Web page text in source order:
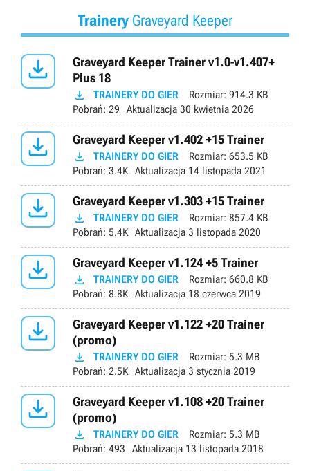
Trainery Graveyard Keeper

Graveyard Keeper Trainer v1.0-v1.407+
Plus 18
 TRAINERY DO GIER Rozmiar: 914.3 KB
Pobrań: 29 Aktualizacja 30 kwietnia 2026
 Graveyard Keeper v1.402 +15 Trainer
 TRAINERY DO GIER Rozmiar: 653.5 KB
Pobrań: 3.4K Aktualizacja 14 listopada 2021
 Graveyard Keeper v1.303 +15 Trainer
 TRAINERY DO GIER Rozmiar: 857.4 KB
Pobrań: 5.4K Aktualizacja 3 listopada 2020
 Graveyard Keeper v1.124 +5 Trainer
 TRAINERY DO GIER Rozmiar: 660.8 KB
Pobrań: 8.8K Aktualizacja 18 czerwca 2019

Graveyard Keeper v1.122 +20 Trainer
(promo)
 TRAINERY DO GIER Rozmiar: 5.3 MB
Pobrań: 2.5K Aktualizacja 3 stycznia 2019

Graveyard Keeper v1.108 +20 Trainer
(promo)
 TRAINERY DO GIER Rozmiar: 5.3 MB
Pobrań: 493 Aktualizacja 13 listopada 2018